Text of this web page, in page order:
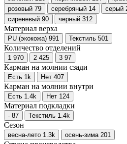
розовый 79 серебряный 14 серый
сиреневый 90 черный 312
Материал верха
PU (экокожа) 991 Текстиль 501
Количество отделений
1 970 2 425 3 97
Карман на молнии сзади
Есть 1k Нет 407
Карман на молнии внутри
Есть 1.4k Нет 124
Материал подкладки
- 87 Текстиль 1.4k
Сезон
весна-лето 1.3k осень-зима 201